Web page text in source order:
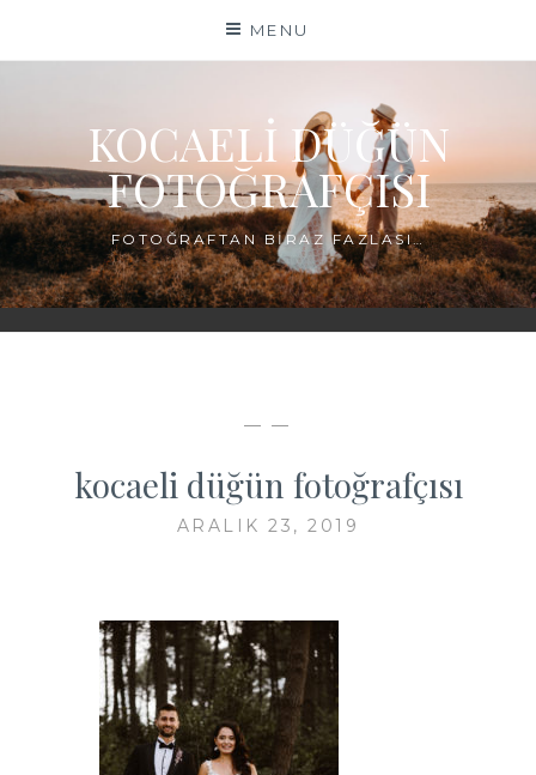
MENU
KOCAELI DÜĞÜN
FOTOĞRAFÇISI
FOTOĞRAFTAN BIRAZ FAZLASI…
— —
kocaeli düğün fotoğrafçısı
ARALIK 23, 2019